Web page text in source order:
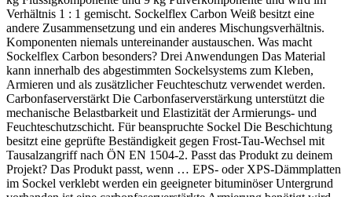
Verhältnis 1 : 1 gemischt. Sockelflex Carbon Weiß besitzt eine
andere Zusammensetzung und ein anderes Mischungsverhältnis.
Komponenten niemals untereinander austauschen. Was macht
Sockelflex Carbon besonders? Drei Anwendungen Das Material
kann innerhalb des abgestimmten Sockelsystems zum Kleben,
Armieren und als zusätzlicher Feuchteschutz verwendet werden.
Carbonfaserverstärkt Die Carbonfaserverstärkung unterstützt die
mechanische Belastbarkeit und Elastizität der Armierungs- und
Feuchteschutzschicht. Für beanspruchte Sockel Die Beschichtung
besitzt eine geprüfte Beständigkeit gegen Frost-Tau-Wechsel mit
Tausalzangriff nach ÖN EN 1504-2. Passt das Produkt zu deinem
Projekt? Das Produkt passt, wenn … EPS- oder XPS-Dämmplatten
im Sockel verklebt werden ein geeigneter bituminöser Untergrund